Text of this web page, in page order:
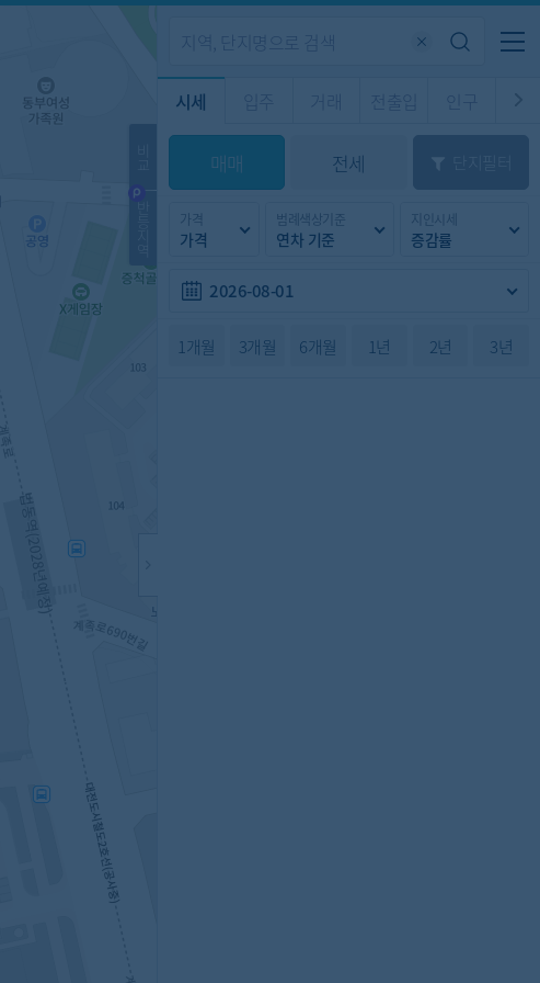
지도 전출입 지도
인구 지도
경매 지도
미분양 전출입
인구/세대수
게시판 질문 게시판
자주하는 질문
지인 추천
블로그 이벤트
시세 입주 전출입
인구
반
매매 전세
가격
가격
범례색상기준
연차 기준
지인시세
증감률
2026-08-01
1개월 3개월 6개월 1년 2년 3년